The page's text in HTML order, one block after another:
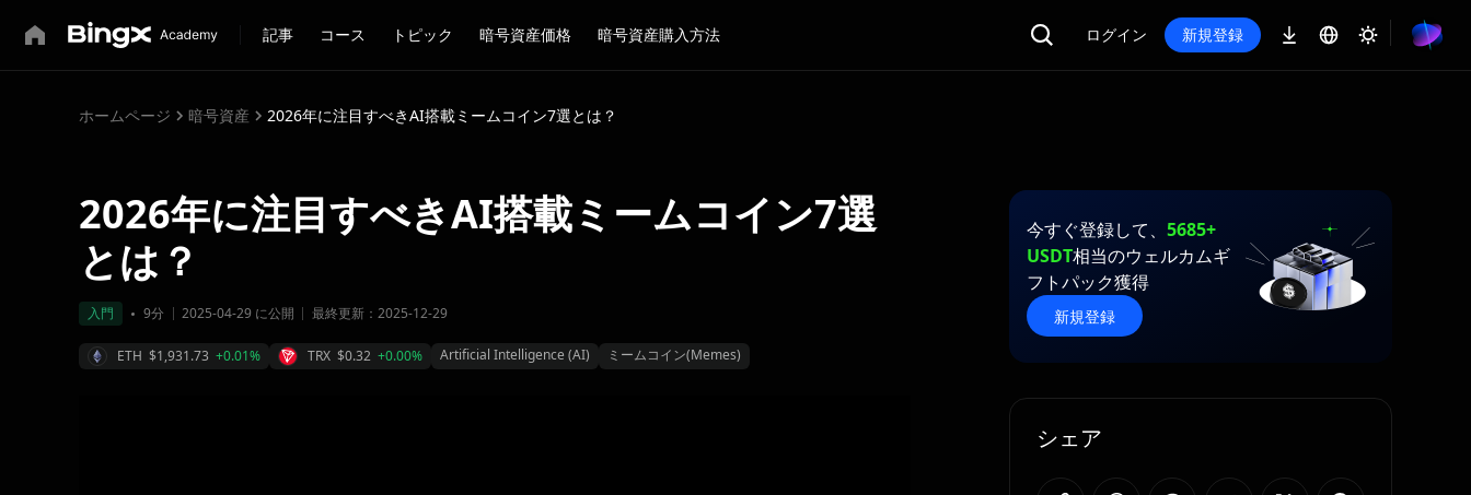
記事 コース トピック 暗号資産価格 暗号資産購入方法 ログイン 新規登録
ホームページ 暗号資産 2026年に注目すべきAI搭載ミームコイン7選とは？
2026年に注目すべきAI搭載ミームコイン7選
とは？
入門 9分 2025-04-29 に公開 最終更新：2025-12-29
ETH $1,931.73 +0.01% TRX $0.32 +0.00% Artificial Intelligence (AI) ミームコイン(Memes)
今すぐ登録して、 5685+
USDT相当のウェルカムギ
フトパック獲得
新規登録
シェア